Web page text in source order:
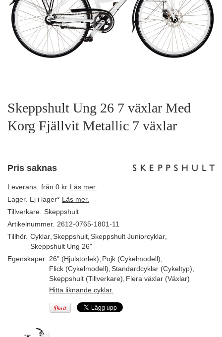
Skeppshult Ung 26 7 växlar Med
Korg Fjällvit Metallic 7 växlar
Pris saknas
Leverans. från 0 kr Läs mer.
Lager. Ej i lager* Läs mer.
Tillverkare. Skeppshult
Artikelnummer. 2612-0765-1801-11
Tillhör. Cyklar Skeppshult Skeppshult Juniorcyklar
Skeppshult Ung 26"
Egenskaper. 26" (Hjulstorlek) Pojk (Cykelmodell)
Flick (Cykelmodell) Standardcyklar (Cykeltyp)
Skeppshult (Tillverkare) Flera växlar (Växlar)
Hitta liknande cyklar.